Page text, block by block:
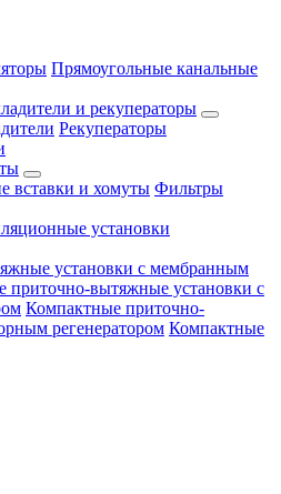
Прямоугольные канальные
и рекуператоры
Рекуператоры
вставки и хомуты Фильтры
установки
установки с мембранным
приточно-вытяжные установки с
Компактные приточно-
регенератором Компактные